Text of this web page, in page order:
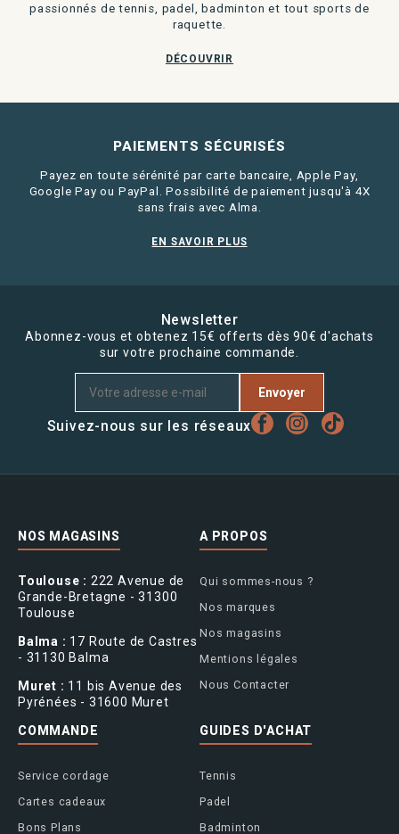
passionnés de tennis, padel, badminton et tout sports de
raquette.
DÉCOUVRIR
PAIEMENTS SÉCURISÉS
Payez en toute sérénité par carte bancaire, Apple Pay,
Google Pay ou PayPal. Possibilité de paiement jusqu'à 4X
sans frais avec Alma.
EN SAVOIR PLUS
Newsletter
Abonnez-vous et obtenez 15€ offerts dès 90€ d'achats
sur votre prochaine commande.
Envoyer
Suivez-nous sur les réseaux
NOS MAGASINS
Toulouse : 222 Avenue de
Grande-Bretagne - 31300
Toulouse
Balma : 17 Route de Castres
- 31130 Balma
Muret : 11 bis Avenue des
Pyrénées - 31600 Muret
A PROPOS
Qui sommes-nous ?
Nos marques
Nos magasins
Mentions légales
Nous Contacter
COMMANDE
Service cordage
Cartes cadeaux
Bons Plans
GUIDES D'ACHAT
Tennis
Padel
Badminton